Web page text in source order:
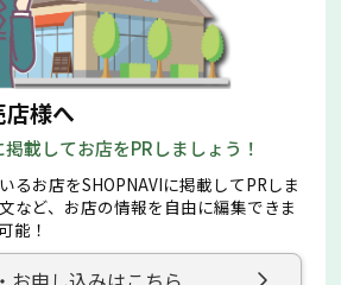
様へ
載してお店をPRしましょう！
るお店をSHOPNAVIに掲載してPRしま
など、お店の情報を自由に編集できま
能！